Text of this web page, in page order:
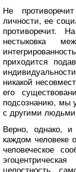
Не
личности, ее
противоречит.
нестыковка
приходится
никакой
его
подсознанию, мы
с другими
Верно, однако,
каждом человеке
человеческое